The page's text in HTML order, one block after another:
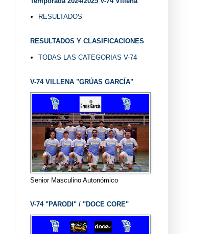
RESULTADOS
RESULTADOS Y CLASIFICACIONES
TODAS LAS CATEGORIAS V-74
V-74 VILLENA "GRÚAS GARCÍA"
Senior Masculino Autonómico
V-74 "PARODI" / "DOCE CORE"